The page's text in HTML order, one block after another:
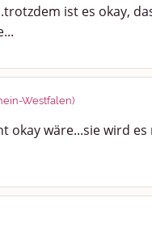
ist es okay,
Westfalen)
okay wäre...sie wird